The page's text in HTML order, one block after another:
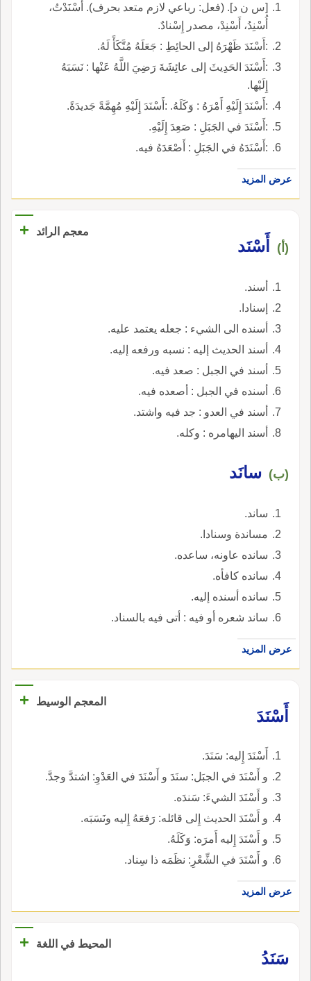
[س ن د]. (فعل: رباعي لازم متعد بحرف). أَسْنَدْتُ،
أُسْنِدُ، أَسْنِدْ، مصدر إِسْنادٌ.
:أَسْنَدَ ظَهْرَهُ إلى الحائِطِ : جَعَلَهُ مُتَّكَأً لَهُ.
:أَسْنَدَ الحَدِيثَ إلى عائِشَةَ رَضِيَ اللَّهُ عَنْها : نَسَبَهُ
إِلَيْها.
:أَسْنَدَ إِلَيْهِ أَمْرَهُ : وَكَلَهُ. :أَسْنَدَ إِلَيْهِ مُهِمَّةً جَديدَةً.
:أَسْنَدَ في الجَبَلِ : صَعِدَ إِلَيْهِ.
:أَسْنَدَهُ في الجَبَلِ : أَصْعَدَهُ فيه.
عرض المزيد
معجم الرائد +
(أ) أَسْنَد
أسند.
إسنادا.
أسنده الى الشيء : جعله يعتمد عليه.
أسند الحديث إليه : نسبه ورفعه إليه.
أسند في الجبل : صعد فيه.
أسنده في الجبل : أصعده فيه.
أسند في العدو : جد فيه واشتد.
أسند اليهامره : وكله.
(ب) سانَد
ساند.
مساندة وسنادا.
سانده عاونه، ساعده.
سانده كافأه.
سانده أسنده إليه.
ساند شعره أو فيه : أتى فيه بالسناد.
عرض المزيد
المعجم الوسيط
+
أَسْنَدَ
أَسْنَدَ إِليه: سَنَدَ.
و أَسْنَدَ في الجبَل: سنَدَ و أَسْنَدَ في العَدْوِ: اشتدَّ وجدَّ.
و أَسْنَدَ الشيءَ: سَندَه.
و أَسْنَدَ الحديث إِلى قائله: رَفعَهُ إِليه ونَسَبَه.
و أَسْنَدَ إِليه أَمرَه: وَكَلَهُ.
و أَسْنَدَ في الشِّعْرِ: نظَمَه ذا سِناد.
عرض المزيد
المحيط في اللغة
+
سَنَدُ